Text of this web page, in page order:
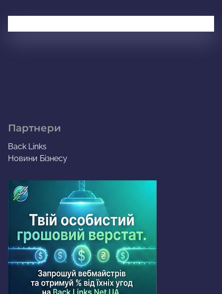
Партнери
Back Links
Новини Бізнесу